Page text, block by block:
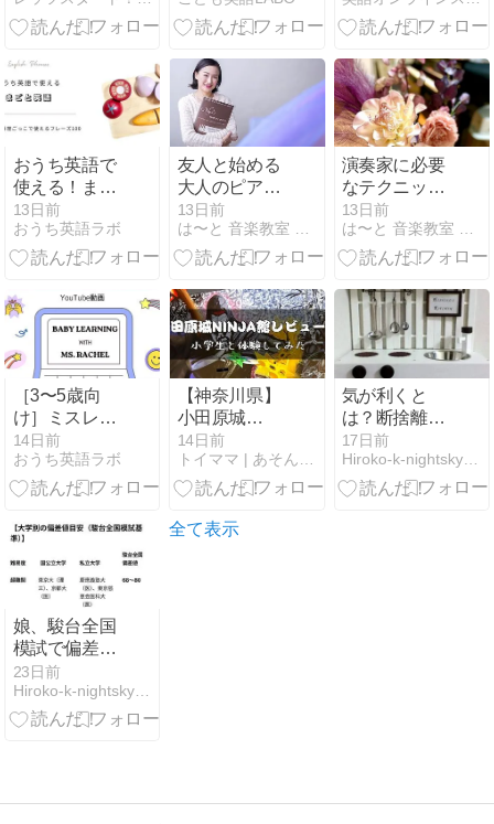
（動画付き)
友達・旅行・
物の写真に
トを作りまし
おうち英語で
使える！まま
ごと英語｜お
料理ごっこで
使える英語フ
13日前
おうち英語ラボ
友人と始める
大人のピアノ
でピアニスト
の仲間入り！
13日前
は〜と 音楽教室 ピアノ リトミック 大阪 豊中 親子
演奏家に必要
なテクニック
以外に大切な
こと
13日前
は〜と 音楽教室 ピアノ リトミック 大阪 豊中 親子
［3〜5歳向
け］ミスレイ
チェル
「Preschool
Leaning –
Song」｜フォ
しく学べる動
14日前
おうち英語ラボ
【神奈川県】
小田原城
NINJA館レビ
ュー！小学生
と体験してみ
14日前
トイママ | あそんで子育て！元おもちゃ屋さんのママブログ
気が利くと
は？断捨離し
ましたー
17日前
Hiroko-k-nightsky’sRoom
娘、駿台全国
模試で偏差値
70超え
23日前
Hiroko-k-nightsky’sRoom
全て表示